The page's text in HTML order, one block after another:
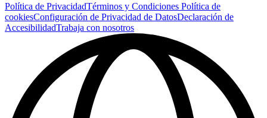
Política de PrivacidadTérminos y Condiciones Política de
cookiesConfiguración de Privacidad de DatosDeclaración de
AccesibilidadTrabaja con nosotros